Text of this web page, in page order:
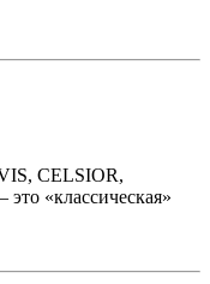
CELSIOR,
«классическая»